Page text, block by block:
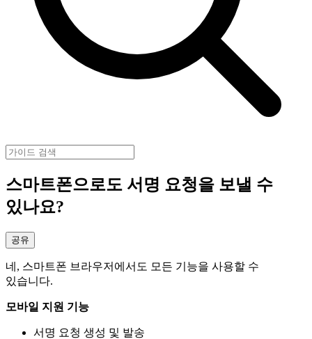
스마트폰으로도 서명 요청을 보낼 수
있나요?
공유
네, 스마트폰 브라우저에서도 모든 기능을 사용할 수
있습니다.
모바일 지원 기능
서명 요청 생성 및 발송